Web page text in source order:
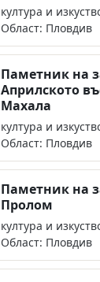
култура и
Област: Пловдив
Паметник на
Априлското
Махала
култура и
Област: Пловдив
Паметник на
Пролом
култура и
Област: Пловдив